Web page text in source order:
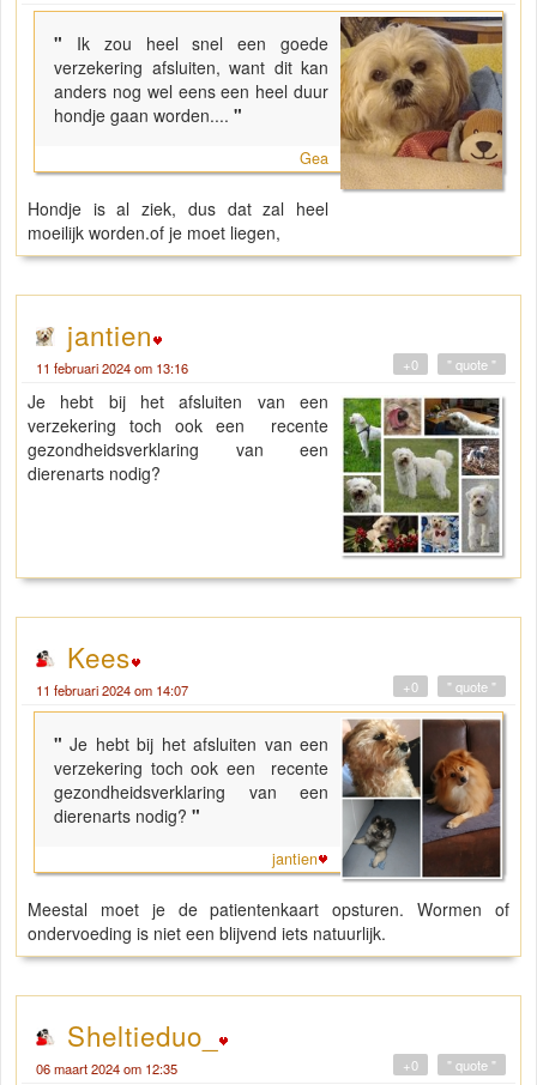
" Ik zou heel snel een goede
verzekering afsluiten, want dit kan
anders nog wel eens een heel duur
hondje gaan worden.... "
Gea
Hondje is al ziek, dus dat zal heel
moeilijk worden.of je moet liegen,
jantien
11 februari 2024 om 13:16 " quote "
+0
Je hebt bij het afsluiten van een
verzekering toch ook een recente
gezondheidsverklaring van een
dierenarts nodig?
Kees
11 februari 2024 om 14:07 " quote "
+0
"Je hebt bij het afsluiten van een
verzekering toch ook een recente
gezondheidsverklaring van een
dierenarts nodig? "
jantien
Meestal moet je de patientenkaart opsturen. Wormen of
ondervoeding is niet een blijvend iets natuurlijk.
Sheltieduo_
06 maart 2024 om 12:35 " quote "
+0